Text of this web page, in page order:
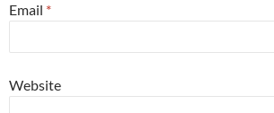
Email *
Website